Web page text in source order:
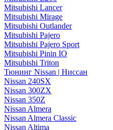
Mitsubishi Lancer
Mitsubishi Mirage
Mitsubishi Outlander
Mitsubishi Pajero
Mitsubishi Pajero Sport
Mitsubishi Pinin IO
Mitsubishi Triton
Тюнинг Nissan | Ниссан
Nissan 240SX
Nissan 300ZX
Nissan 350Z
Nissan Almera
Nissan Almera Classic
Nissan Altima